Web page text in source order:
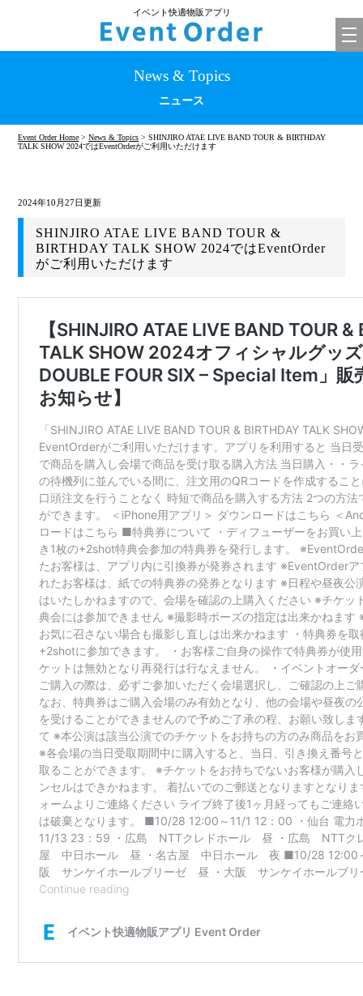
イベント快適物販アプリ
News & Topics
ニュース
Event Order Home >News & Topics > SHINJIRO ATAE LIVE BAND TOUR & BIRTHDAY
TALK SHOW 2024ではEventOrderがご利用いただけます
2024年10月27日更新
SHINJIRO ATAE LIVE BAND TOUR &
BIRTHDAY TALK SHOW 2024ではEventOrder
がご利用いただけます